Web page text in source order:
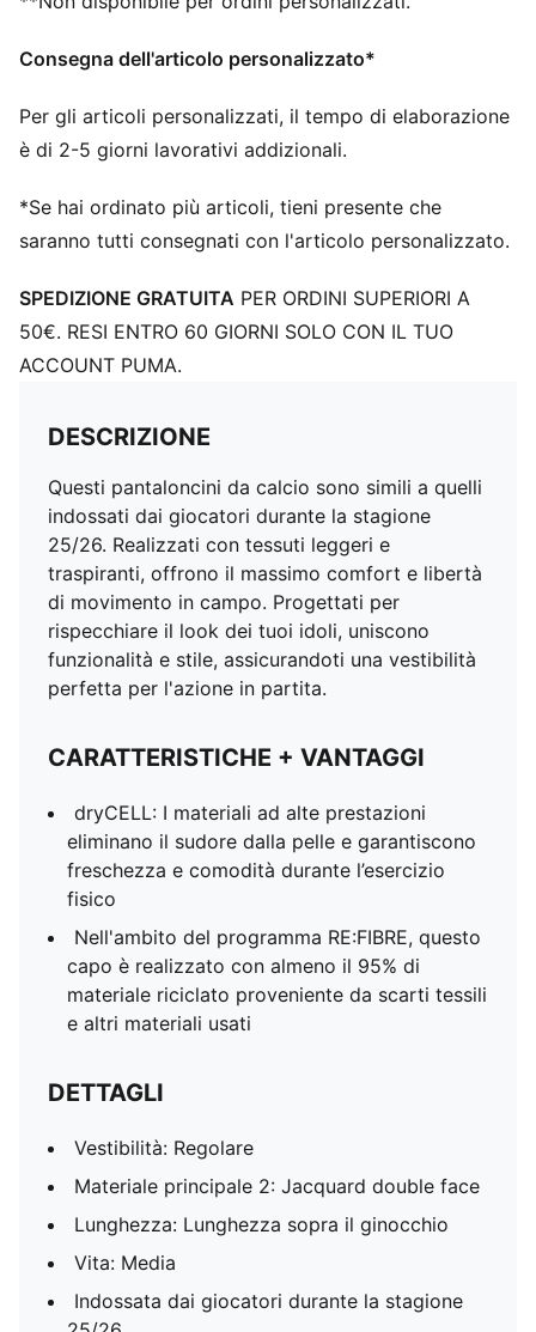
Consegna dell'articolo personalizzato*
Per gli articoli personalizzati, il tempo di elaborazione
è di 2-5 giorni lavorativi addizionali.
*Se hai ordinato più articoli, tieni presente che
saranno tutti consegnati con l'articolo personalizzato.
SPEDIZIONE GRATUITA PER ORDINI SUPERIORI A
50€. RESI ENTRO 60 GIORNI SOLO CON IL TUO
ACCOUNT PUMA.
DESCRIZIONE
Questi pantaloncini da calcio sono simili a quelli
indossati dai giocatori durante la stagione
25/26. Realizzati con tessuti leggeri e
traspiranti, offrono il massimo comfort e libertà
di movimento in campo. Progettati per
rispecchiare il look dei tuoi idoli, uniscono
funzionalità e stile, assicurandoti una vestibilità
perfetta per l'azione in partita.
CARATTERISTICHE + VANTAGGI
dryCELL: I materiali ad alte prestazioni
eliminano il sudore dalla pelle e garantiscono
freschezza e comodità durante l’esercizio
fisico
Nell'ambito del programma RE:FIBRE, questo
capo è realizzato con almeno il 95% di
materiale riciclato proveniente da scarti tessili
e altri materiali usati
DETTAGLI
Vestibilità: Regolare
Materiale principale 2: Jacquard double face
Lunghezza: Lunghezza sopra il ginocchio
Vita: Media
Indossata dai giocatori durante la stagione